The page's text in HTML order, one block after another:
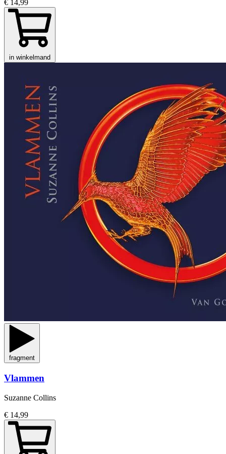
€ 14,99
in winkelmand
fragment
Vlammen
Suzanne Collins
€ 14,99